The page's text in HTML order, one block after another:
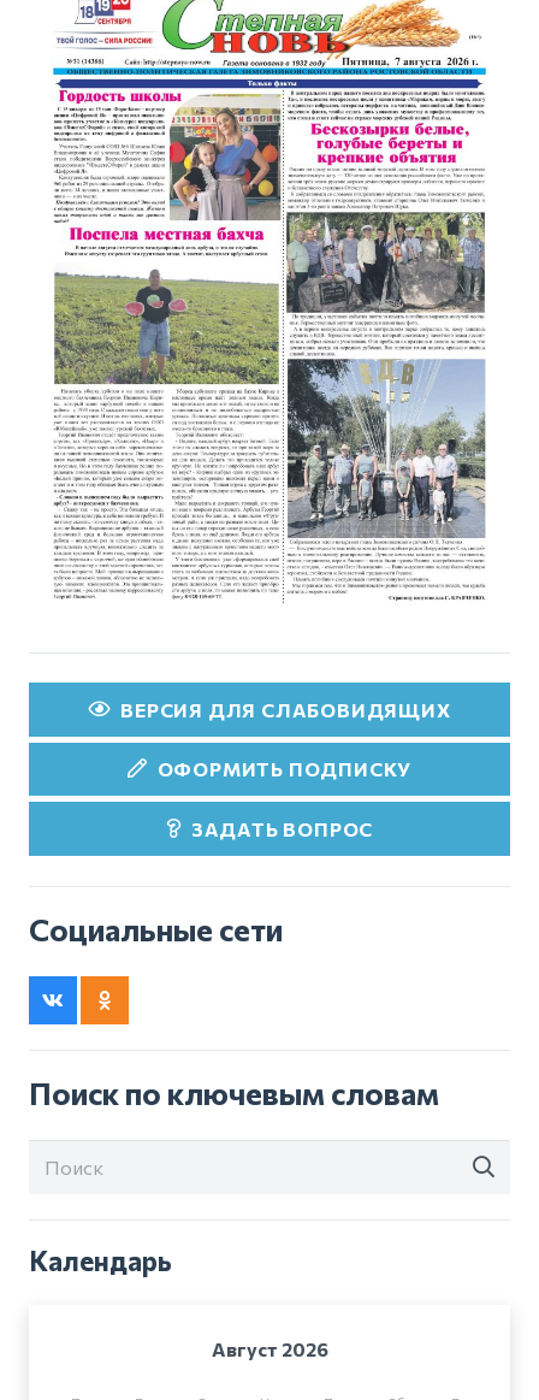
ВЕРСИЯ ДЛЯ СЛАБОВИДЯЩИХ
ОФОРМИТЬ ПОДПИСКУ
ЗАДАТЬ ВОПРОС
Социальные сети
Поиск по ключевым словам
Календарь
Август 2026